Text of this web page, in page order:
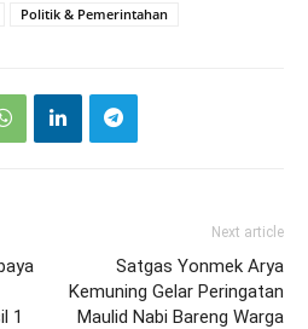
Politik & Pemerintahan
1
Next article
Satgas Yonmek Arya
Kemuning Gelar Peringatan
Maulid Nabi Bareng Warga